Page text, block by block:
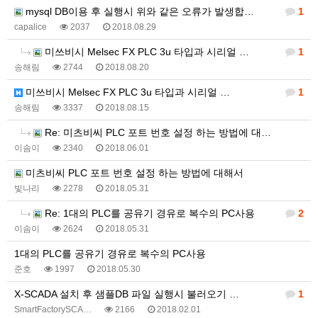
1
mysql DB이용 후 실행시 위와 같은 오류가 발생합…
capalice 2037 2018.08.29
1
미쓰비시 Melsec FX PLC 3u 타입과 시리얼 …
송해림 2744 2018.08.20
1
미쓰비시 Melsec FX PLC 3u 타입과 시리얼 …
송해림 3337 2018.08.15
Re: 미츠비씨 PLC 포트 번호 설정 하는 방법에 대…
이솜이 2340 2018.06.01
미츠비씨 PLC 포트 번호 설정 하는 방법에 대해서
빛나리 2278 2018.05.31
2
Re: 1대의 PLC를 공유기 경유로 복수의 PC사용
이솜이 2624 2018.05.31
1대의 PLC를 공유기 경유로 복수의 PC사용
준호 1997 2018.05.30
1
X-SCADA 설치 후 샘플DB 파일 실행시 불러오기 …
SmartFactorySCA… 2166 2018.02.01